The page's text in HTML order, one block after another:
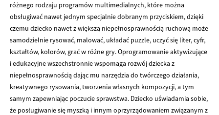
różnego rodzaju programów multimedialnych, które można
obsługiwać nawet jednym specjalnie dobranym przyciskiem, dzięki
czemu dziecko nawet z większą niepełnosprawnością ruchową może
samodzielnie rysować, malować, układać puzzle, uczyć się liter, cyfr,
kształtów, kolorów, grać w różne gry. Oprogramowanie aktywizujące
i edukacyjne wszechstronnie wspomaga rozwój dziecka z
niepełnosprawnością dając mu narzędzia do twórczego działania,
kreatywnego rysowania, tworzenia własnych kompozycji, a tym
samym zapewniając poczucie sprawstwa. Dziecko uświadamia sobie,
że posługiwanie się myszką i innym oprzyrządowaniem związanym z